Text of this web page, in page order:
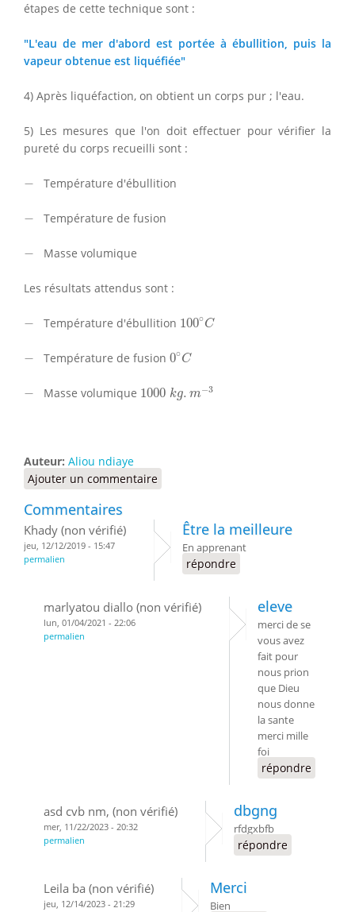
étapes de cette technique sont :
"L'eau de mer d'abord est portée à ébullition, puis la
vapeur obtenue est liquéfiée"
4) Après liquéfaction, on obtient un corps pur ; l'eau.
5) Les mesures que l'on doit effectuer pour vérifier la
pureté du corps recueilli sont :
−
− Température d'ébullition
−
− Température de fusion
−
− Masse volumique
Les résultats attendus sont :
−
− Température d'ébullition 100∘C
100∘C
−
− Température de fusion 0∘C
0∘C
−
− Masse volumique 1000 kg. m−3
1000k m−3
Auteur: Aliou ndiaye
Ajouter un commentaire
Commentaires
Khady (non vérifié)
jeu, 12/12/2019 - 15:47
permalien
Être la meilleure
En apprenant
répondre
marlyatou diallo (non vérifié)
lun, 01/04/2021 - 22:06
permalien
eleve
merci de se
vous avez
fait pour
nous prion
que Dieu
nous donne
la sante
merci mille
foi
répondre
asd cvb nm, (non vérifié)
mer, 11/22/2023 - 20:32
permalien
dbgng
rfdgxbfb
répondre
Leila ba (non vérifié)
jeu, 12/14/2023 - 21:29
Merci
Bien